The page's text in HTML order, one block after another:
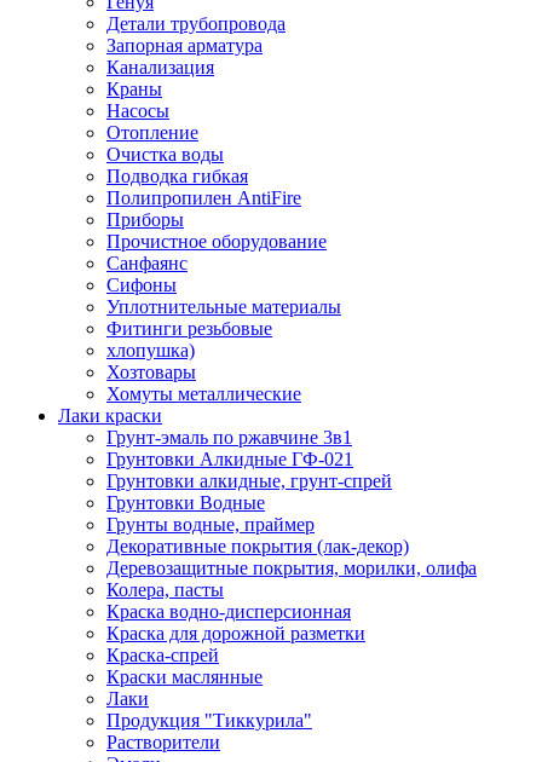
Детали трубопровода
Запорная арматура
Канализация
Краны
Насосы
Отопление
Очистка воды
Подводка гибкая
Полипропилен AntiFire
Приборы
Прочистное оборудование
Санфаянс
Сифоны
Уплотнительные материалы
Фитинги резьбовые
хлопушка)
Хозтовары
Хомуты металлические
Лаки краски
Грунт-эмаль по ржавчине 3в1
Грунтовки Алкидные ГФ-021
Грунтовки алкидные, грунт-спрей
Грунтовки Водные
Грунты водные, праймер
Декоративные покрытия (лак-декор)
Деревозащитные покрытия, морилки, олифа
Колера, пасты
Краска водно-дисперсионная
Краска для дорожной разметки
Краска-спрей
Краски маслянные
Лаки
Продукция "Тиккурила"
Растворители